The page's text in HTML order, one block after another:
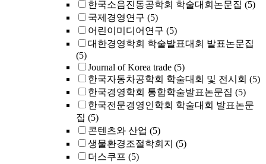
한국소음진동공학회 학술대회논문집 (5)
국제경영연구 (5)
어린이미디어연구 (5)
대한경영학회 학술발표대회 발표논문집
(5)
Journal of Korea trade (5)
한국자동차공학회 학술대회 및 전시회 (5)
한국경영학회 통합학술발표논문집 (5)
한국전문경영인학회 학술대회 발표논문
집 (5)
콘텐츠와 산업 (5)
생물환경조절학회지 (5)
더스쿠프 (5)